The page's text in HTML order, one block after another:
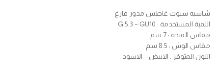
شاسيه سبوت غاطس مدور فارغ
اللمبة المستخدمة : G 5.3 – GU10
مقاس الفتحة : 7 سم
مقاس الوش : 8.5 سم
اللون المتوفر : الابيض – الاسود